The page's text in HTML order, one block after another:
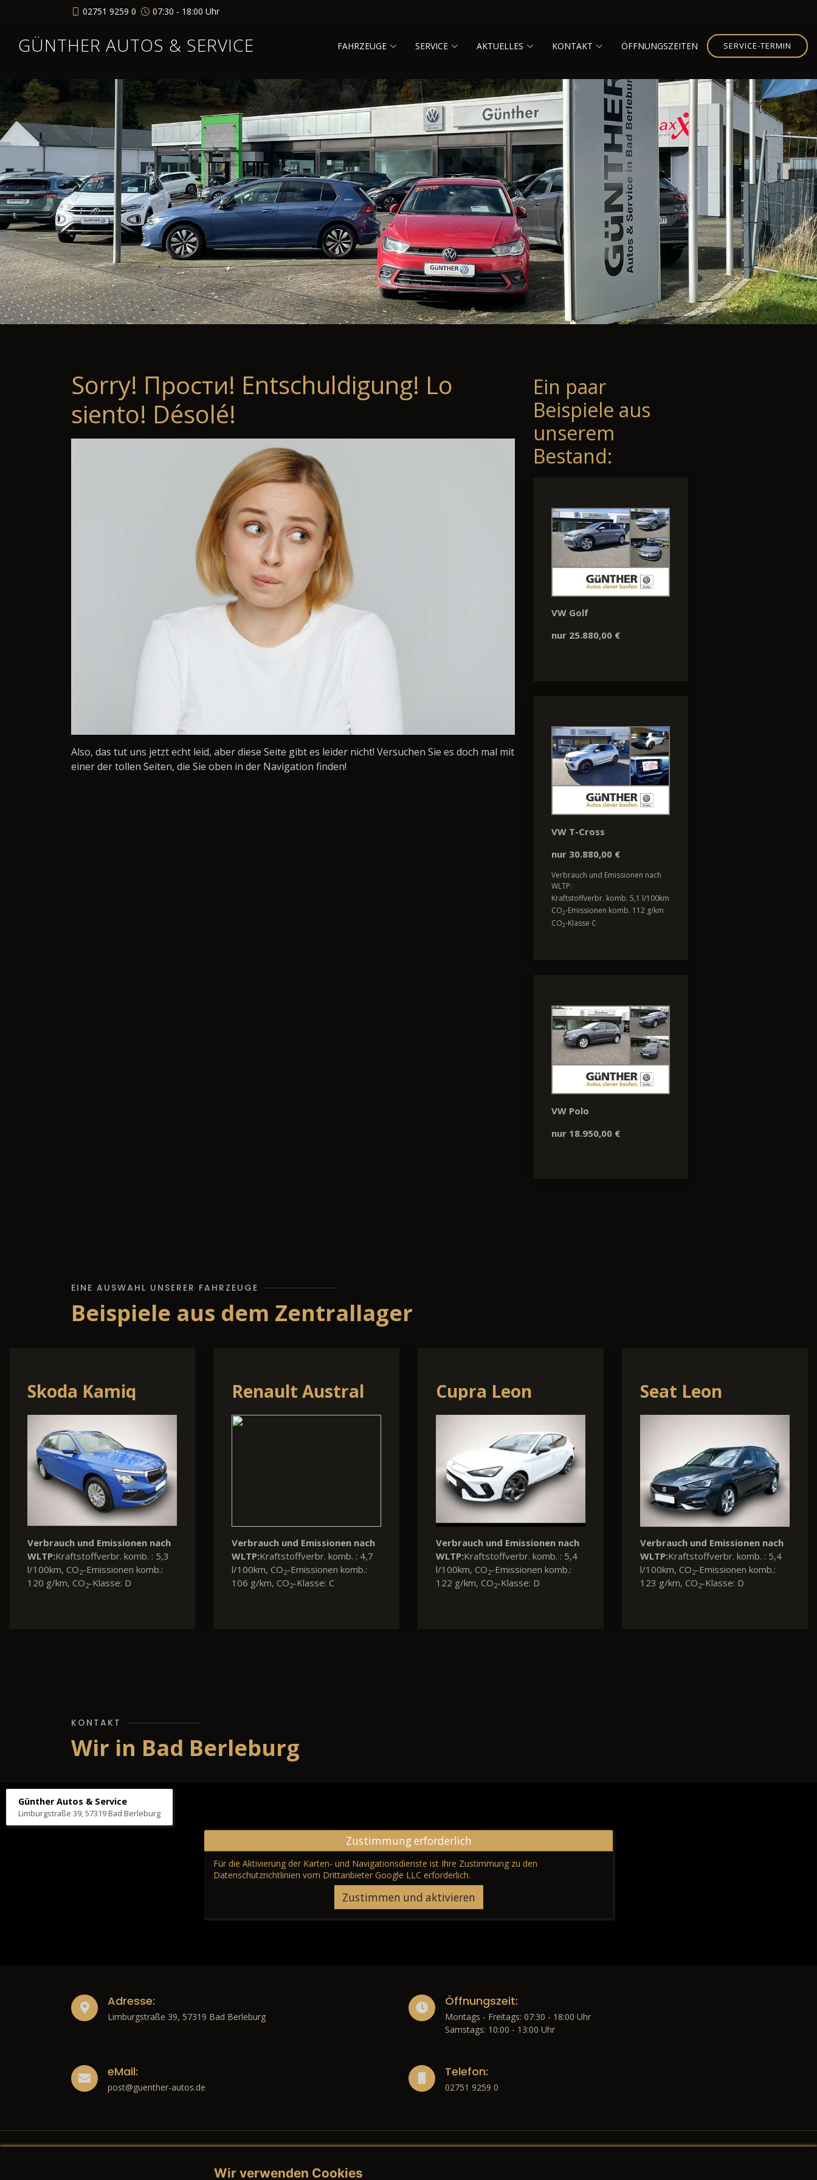
02751 9259 0 07:30 - 18:00 Uhr
GÜNTHER AUTOS & SERVICE FAHRZEUGE SERVICE AKTUELLES KONTAKT ÖFFNUNGSZEITEN SERVICE-TERMIN
Sorry! Прости! Entschuldigung! Lo
siento! Désolé!
Also, das tut uns jetzt echt leid, aber diese Seite gibt es leider nicht! Versuchen Sie es doch mal mit
einer der tollen Seiten, die Sie oben in der Navigation finden!
Ein paar
Beispiele aus
unserem
Bestand:
VW Golf
nur 25.880,00 €
VW T-Cross
nur 30.880,00 €
Verbrauch und Emissionen nach
WLTP:
Kraftstoffverbr. komb. 5,1 l/100km
CO2-Emissionen komb. 112 g/km
CO2-Klasse C
VW Polo
nur 18.950,00 €
EINE AUSWAHL UNSERER FAHRZEUGE
Beispiele aus dem Zentrallager
Volvo XC40 Volkswagen Polo
Verbrauch und Emissionen nach
WLTP:Kraftstoffverbr. komb. : 5,6
l/100km, CO2-Emissionen komb.:
128 g/km, CO2-Klasse: D
Skoda Kamiq
Verbrauch und Emissionen nach
WLTP:Kraftstoffverbr. komb. : 5,6
l/100km, CO2-Emissionen komb.:
126 g/km, CO2-Klasse: D
Volkswagen
Passat Variant
Verbrauch und Emissionen nach
WLTP:Kraftstoffverbr. komb. : 4,8
l/100km, CO2-Emissionen komb.:
126 g/km, CO2-Klasse: A
KONTAKT
Wir in Bad Berleburg
Günther Autos & Service
Limburgstraße 39, 57319 Bad Berleburg
Zustimmung erforderlich
Für die Aktivierung der Karten- und Navigationsdienste ist Ihre Zustimmung zu den
Datenschutzrichtlinien vom Drittanbieter Google LLC erforderlich.
Zustimmen und aktivieren
Adresse:
Limburgstraße 39, 57319 Bad Berleburg
Öffnungszeit:
Montags - Freitags: 07:30 - 18:00 Uhr
Samstags: 10:00 - 13:00 Uhr
eMail:
post@guenther-autos.de
Telefon:
02751 9259 0
Rechtliches
Wir verwenden Cookies